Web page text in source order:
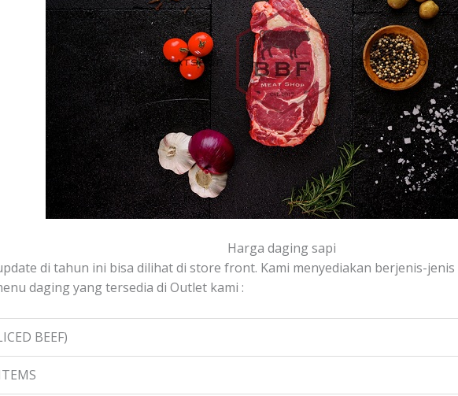
Harga daging sapi
di tahun ini bisa dilihat di store front. Kami menyediakan berjenis-
daging yang tersedia di Outlet kami :
BEEF)